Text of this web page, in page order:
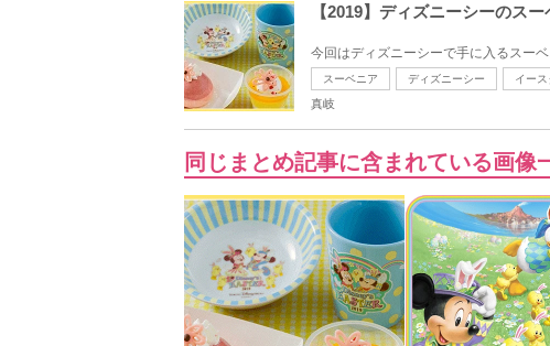
【2019】ディズニーシーのス
今回はディズニーシーで手に入るスー
スーベニア ディズニーシー イース
真岐
同じまとめ記事に含まれている画像